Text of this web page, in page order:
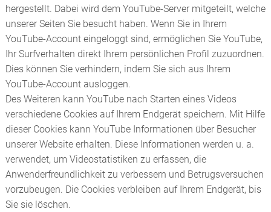
hergestellt. Dabei wird dem YouTube-Server mitgeteilt, welche
unserer Seiten Sie besucht haben. Wenn Sie in Ihrem
YouTube-Account eingeloggt sind, ermöglichen Sie YouTube,
Ihr Surfverhalten direkt Ihrem persönlichen Profil zuzuordnen.
Dies können Sie verhindern, indem Sie sich aus Ihrem
YouTube-Account ausloggen.
Des Weiteren kann YouTube nach Starten eines Videos
verschiedene Cookies auf Ihrem Endgerät speichern. Mit Hilfe
dieser Cookies kann YouTube Informationen über Besucher
unserer Website erhalten. Diese Informationen werden u. a.
verwendet, um Videostatistiken zu erfassen, die
Anwenderfreundlichkeit zu verbessern und Betrugsversuchen
vorzubeugen. Die Cookies verbleiben auf Ihrem Endgerät, bis
Sie sie löschen.